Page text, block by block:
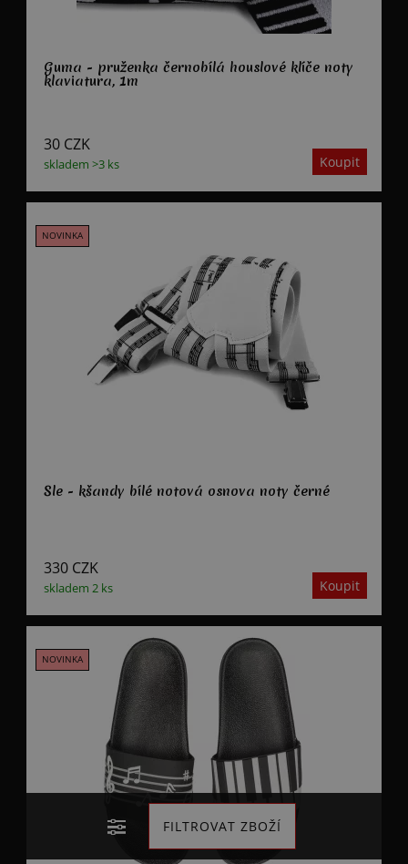
Guma - pruženka černobílá houslové klíče noty
klaviatura, 1m
skladem >3 ks
30 CZK
Šle - kšandy bílé notová osnova noty černé
skladem 2 ks
330 CZK